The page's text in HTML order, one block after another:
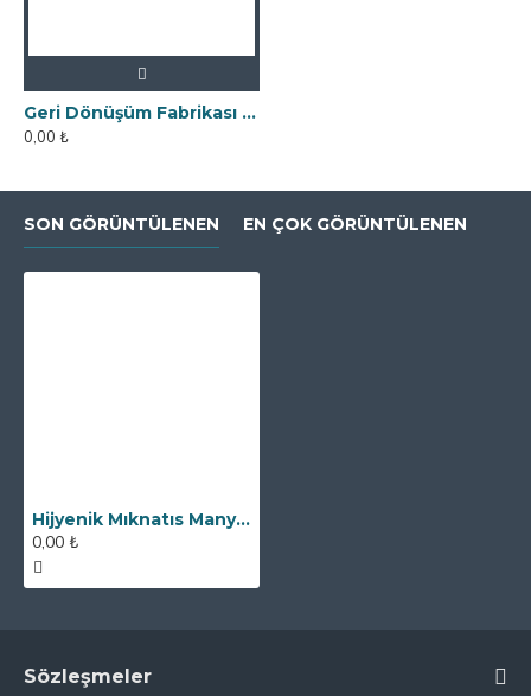
Geri Dönüşüm Fabrikası İçin Kolay Temizlenebilir Neodyum Elek Mıknatıs
0,00 ₺
SON GÖRÜNTÜLENEN EN ÇOK GÖRÜNTÜLENEN
Hijyenik Mıknatıs Manyetik Filtre - 1 1/4″ - DN32
0,00 ₺
Sözleşmeler